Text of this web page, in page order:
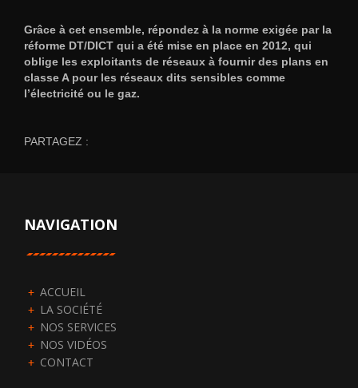
Grâce à cet ensemble, répondez à la norme exigée par la
réforme DT/DICT qui a été mise en place en 2012, qui
oblige les exploitants de réseaux à fournir des plans en
classe A pour les réseaux dits sensibles comme
l’électricité ou le gaz.
PARTAGEZ :
NAVIGATION
ACCUEIL
LA SOCIÉTÉ
NOS SERVICES
NOS VIDÉOS
CONTACT